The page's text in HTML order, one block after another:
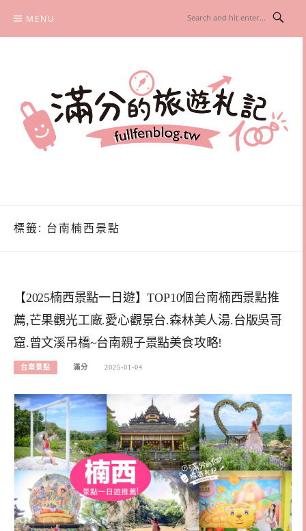
content
MENU
標籤: 台南楠西景點
【2025楠西景點一日遊】TOP10個台南楠西景點推
薦,芒果觀光工廠.愛心觀景台.森林美人湯.台版吳哥
窟.曾文溪吊橋~台南親子景點美食攻略!
台南景點 滿分 2025-01-04